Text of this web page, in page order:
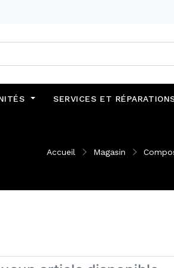
SERVICES ET
Accueil Magasin